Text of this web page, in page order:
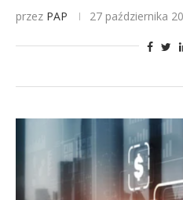
przez PAP 27 października